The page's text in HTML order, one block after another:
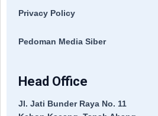
Privacy Policy
Pedoman Media Siber
Head Office
Jl. Jati Bunder Raya No. 11